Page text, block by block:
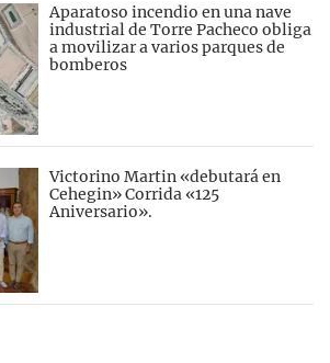
Aparatoso incendio en una nave
industrial de Torre Pacheco obliga
a movilizar a varios parques de
bomberos
Victorino Martin «debutará en
Cehegin» Corrida «125
Aniversario».